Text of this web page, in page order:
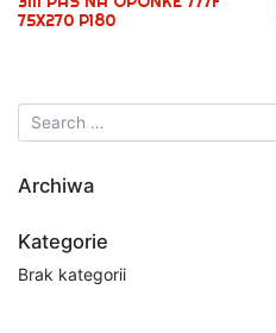
75X270 P180
Archiwa
Kategorie
Brak kategorii